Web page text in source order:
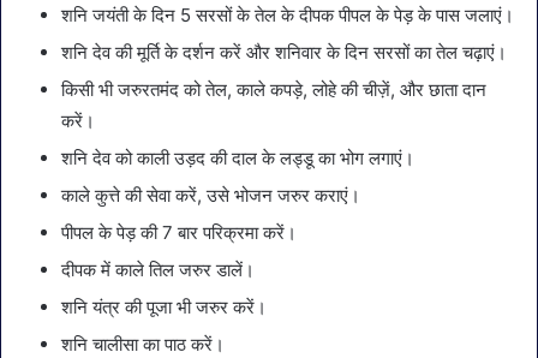
शनि जयंती के दिन 5 सरसों के तेल के दीपक पीपल के पेड़ के पास जलाएं।
शनि देव की मूर्ति के दर्शन करें और शनिवार के दिन सरसों का तेल चढ़ाएं।
किसी भी जरुरतमंद को तेल, काले कपड़े, लोहे की चीज़ें, और छाता दान
करें।
शनि देव को काली उड़द की दाल के लड्डू का भोग लगाएं।
काले कुत्ते की सेवा करें, उसे भोजन जरुर कराएं।
पीपल के पेड़ की 7 बार परिक्रमा करें।
दीपक में काले तिल जरुर डालें।
शनि यंत्र की पूजा भी जरुर करें।
शनि चालीसा का पाठ करें।